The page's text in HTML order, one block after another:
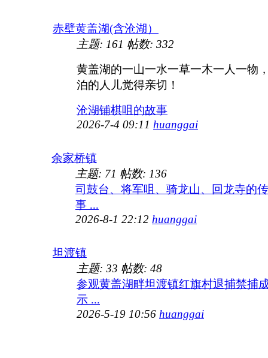
赤壁黄盖湖(含沧湖）
主题: 161 帖数: 332
黄盖湖的一山一水一草一木一人一物
泊的人儿觉得亲切！
沧湖铺棋咀的故事
2026-7-4 09:11 huanggai
余家桥镇
主题: 71 帖数: 136
司鼓台、将军咀、骑龙山、回龙寺的
事 ...
2026-8-1 22:12 huanggai
坦渡镇
主题: 33 帖数: 48
参观黄盖湖畔坦渡镇红旗村退捕禁捕
示 ...
2026-5-19 10:56 huanggai